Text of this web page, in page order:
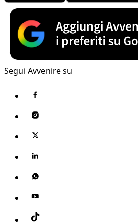
Segui Avvenire su